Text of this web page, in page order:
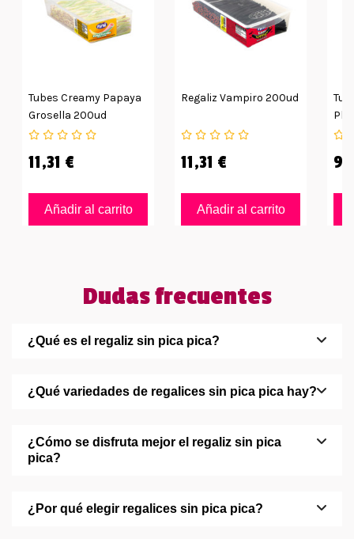
Tubes Creamy Papaya
Grosella 200ud
11,31 €
Añadir al carrito
Regaliz Vampiro 200ud
11,31 €
Añadir al carrito
Dudas frecuentes
¿Qué es el regaliz sin pica pica?
¿Qué variedades de regalices sin pica pica hay?
¿Cómo se disfruta mejor el regaliz sin pica
pica?
¿Por qué elegir regalices sin pica pica?